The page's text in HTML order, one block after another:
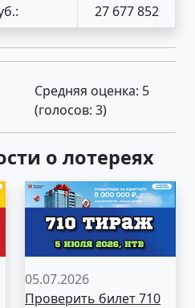
27 677 852
Средняя оценка: 5
(голосов: 3)
о лотереях
05.07.2026
Проверить билет 710